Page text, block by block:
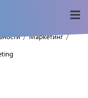
/ Маркетинг /